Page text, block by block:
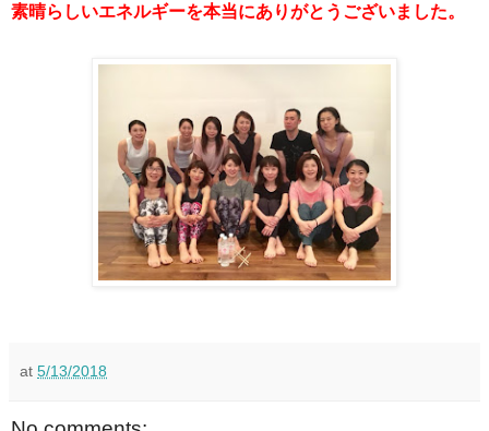
素晴らしいエネルギーを本当にありがとうございました。
at 5/13/2018